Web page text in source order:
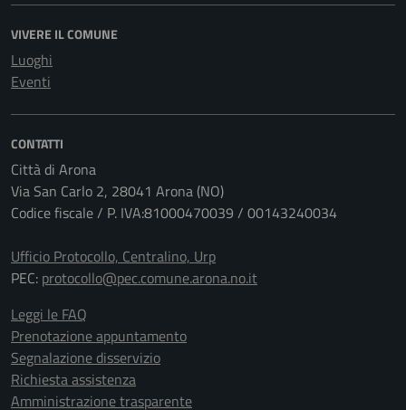
VIVERE IL COMUNE
Luoghi
Eventi
CONTATTI
Città di Arona
Via San Carlo 2, 28041 Arona (NO)
Codice fiscale / P. IVA:81000470039 / 00143240034
Ufficio Protocollo, Centralino, Urp
PEC: protocollo@pec.comune.arona.no.it
Leggi le FAQ
Prenotazione appuntamento
Segnalazione disservizio
Richiesta assistenza
Amministrazione trasparente